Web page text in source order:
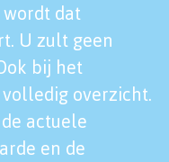
dat
U zult geen
bij het
overzicht.
actuele
en de